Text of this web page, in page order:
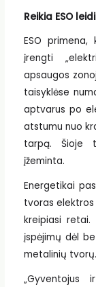
Reikia ESO
ESO
įrengti
apsaugos
taisyklėse
aptvarus po
atstumu nuo
tarpą. Šioje
įžeminta.
Energetikai
tvoras elektros
kreipiasi
įspėjimų dėl
metalinių tvorų.
„Gyventojus